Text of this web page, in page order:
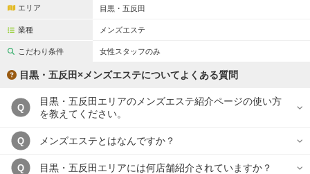
2名様歓迎
完全個室
ペアルームあり シャワー室完備
フットバスあり
専用駐車場あり
日本人スタッフのみ 女性スタッフのみ
エリア 目黒・五反田
業種 メンズエステ
こだわり条件 女性スタッフのみ
目黒・五反田×メンズエステについてよくある質問
Q
目黒・五反田エリアのメンズエステ紹介ページの使い方
を教えてください。
Q メンズエステとはなんですか？
Q 目黒・五反田エリアには何店舗紹介されていますか？